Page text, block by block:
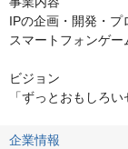
IPの企画・開発・プ
スマートフォンゲ
ビジョン
「ずっとおもしろい
企業情報